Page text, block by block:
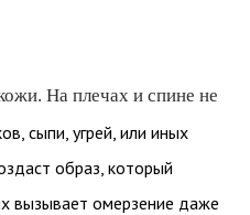
На плечах и спине не
сыпи, угрей, или иных
образ, который
вызывает омерзение даже